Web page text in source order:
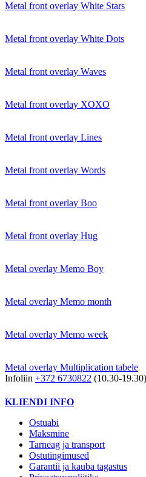
Metal front overlay White Stars
Metal front overlay White Dots
Metal front overlay Waves
Metal front overlay XOXO
Metal front overlay Lines
Metal front overlay Words
Metal front overlay Boo
Metal front overlay Hug
Metal overlay Memo Boy
Metal overlay Memo month
Metal overlay Memo week
Metal overlay Multiplication tabele
Infoliin +372 6730822 (10.30-19.30)
KLIENDI INFO
Ostuabi
Maksmine
Tarneag ja transport
Ostutingimused
Garantii ja kauba tagastus